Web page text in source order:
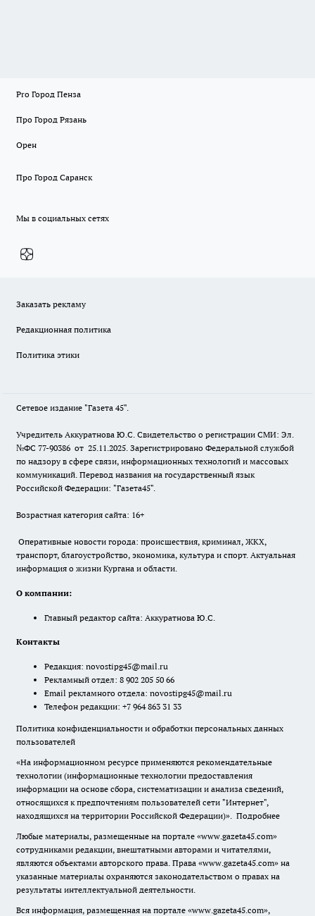
Pro Город Пенза
Про Город Рязань
Орен
Про Город Саранск
Мы в социальных сетях
Заказать рекламу
Редакционная политика
Политика этики
Сетевое издание "Газета 45".
Учредитель Аккуратнова Ю.С. Свидетельство о регистрации СМИ: Эл.
№ФС 77-90386 от 25.11.2025. Зарегистрировано Федеральной службой
по надзору в сфере связи, информационных технологий и массовых
коммуникаций. Перевод названия на государственный язык
Российской Федерации: "Газета45".
Возрастная категория сайта: 16+
Оперативные новости города: происшествия, криминал, ЖКХ,
транспорт, благоустройство, экономика, культура и спорт. Актуальная
информация о жизни Кургана и области.
О компании:
Главный редактор сайта: Аккуратнова Ю.С.
Контакты
Редакция: novostipg45@mail.ru
Рекламный отдел: 8 902 205 50 66
Email рекламного отдела: novostipg45@mail.ru
Телефон редакции: +7 964 863 31 33
Политика конфиденциальности и обработки персональных данных
пользователей
«На информационном ресурсе применяются рекомендательные
технологии (информационные технологии предоставления
информации на основе сбора, систематизации и анализа сведений,
относящихся к предпочтениям пользователей сети "Интернет",
находящихся на территории Российской Федерации)». Подробнее
Любые материалы, размещенные на портале «www.gazeta45.com»
сотрудниками редакции, внештатными авторами и читателями,
являются объектами авторского права. Права «www.gazeta45.com» на
указанные материалы охраняются законодательством о правах на
результаты интеллектуальной деятельности.
Вся информация, размещенная на портале «www.gazeta45.com»,